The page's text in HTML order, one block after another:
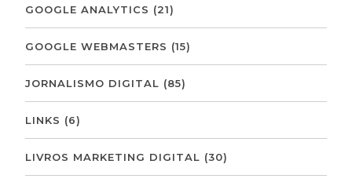
GOOGLE ANALYTICS (21)
GOOGLE WEBMASTERS (15)
JORNALISMO DIGITAL (85)
LINKS (6)
LIVROS MARKETING DIGITAL (30)